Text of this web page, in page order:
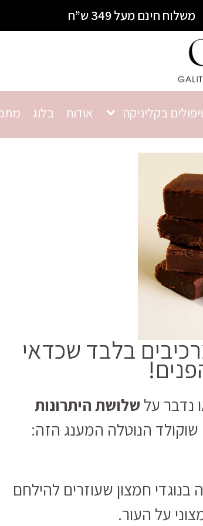
משלוח חינם מעל 349 ש”ח
בקליניקה אודות בלוג
שוקולד נוטלה מ-3 מרכיבים בלבד שכדאי
נדבר על שלושת היתרונות
שוקולד הנוטלה המענג הזה:
בנוגדי חמצון שעוזרים להילחם
על העור.